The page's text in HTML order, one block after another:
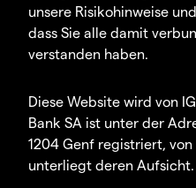
unsere Risikohinweise
dass Sie alle damit
verstanden haben.
Diese Website wird von
Bank SA ist unter der
1204 Genf registriert, von
unterliegt deren Aufsicht.